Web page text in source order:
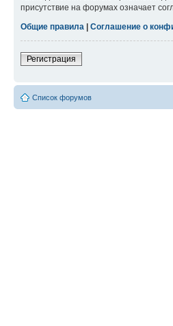
присутствие на форумах означает
Общие правила
Соглашение о
Регистрация
Список форумов